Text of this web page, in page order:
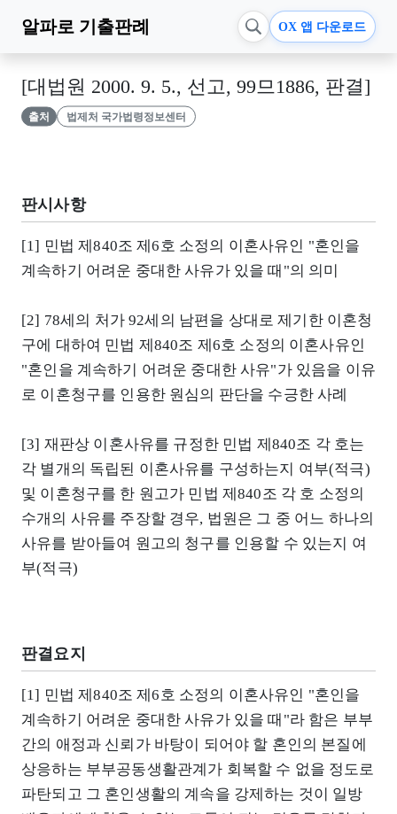
알파로 기출판례 OX 앱 다운로드
[대법원 2000. 9. 5., 선고, 99므1886, 판결]
출처 법제처 국가법령정보센터
판시사항
[1] 민법 제840조 제6호 소정의 이혼사유인 "혼인을
계속하기 어려운 중대한 사유가 있을 때"의 의미
[2] 78세의 처가 92세의 남편을 상대로 제기한 이혼청
구에 대하여 민법 제840조 제6호 소정의 이혼사유인
"혼인을 계속하기 어려운 중대한 사유"가 있음을 이유
로 이혼청구를 인용한 원심의 판단을 수긍한 사례
[3] 재판상 이혼사유를 규정한 민법 제840조 각 호는
각 별개의 독립된 이혼사유를 구성하는지 여부(적극)
및 이혼청구를 한 원고가 민법 제840조 각 호 소정의
수개의 사유를 주장할 경우, 법원은 그 중 어느 하나의
사유를 받아들여 원고의 청구를 인용할 수 있는지 여
부(적극)
판결요지
[1] 민법 제840조 제6호 소정의 이혼사유인 "혼인을
계속하기 어려운 중대한 사유가 있을 때"라 함은 부부
간의 애정과 신뢰가 바탕이 되어야 할 혼인의 본질에
상응하는 부부공동생활관계가 회복할 수 없을 정도로
파탄되고 그 혼인생활의 계속을 강제하는 것이 일방